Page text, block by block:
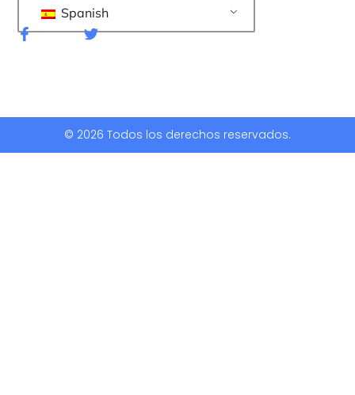
Spanish
F
a
o
G
© 2026 Todos los derechos reservados.